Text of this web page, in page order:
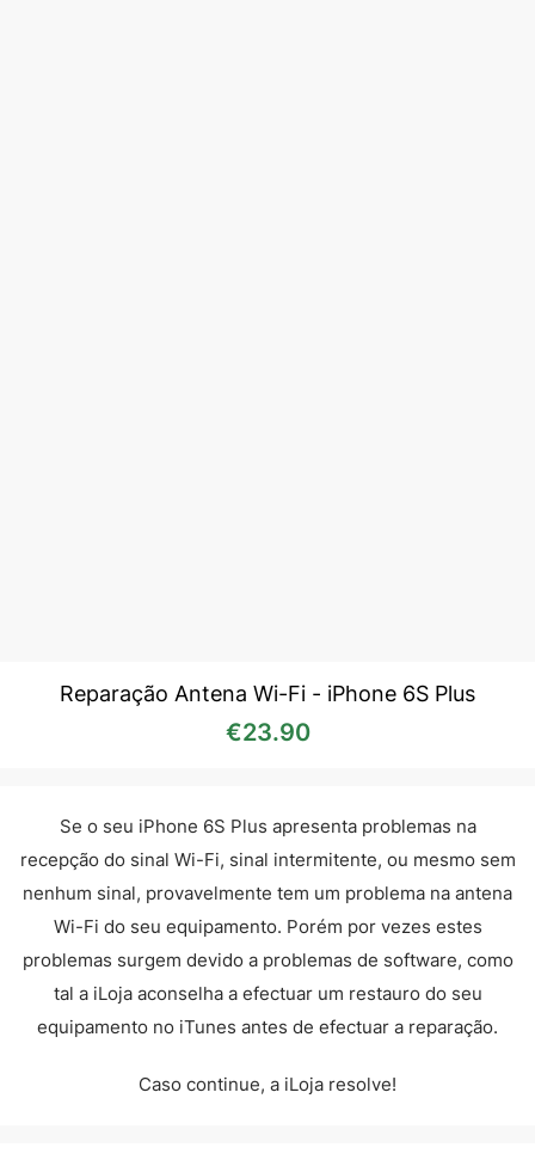
Reparação Antena Wi-Fi - iPhone 6S Plus
€23.90
Se o seu iPhone 6S Plus apresenta problemas na
recepção do sinal Wi-Fi, sinal intermitente, ou mesmo sem
nenhum sinal, provavelmente tem um problema na antena
Wi-Fi do seu equipamento. Porém por vezes estes
problemas surgem devido a problemas de software, como
tal a iLoja aconselha a efectuar um restauro do seu
equipamento no iTunes antes de efectuar a reparação.
Caso continue, a iLoja resolve!